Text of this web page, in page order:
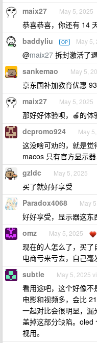
maix27 May 5, 2025
恭喜恭喜，你还有 14
baddyliu OP May 5,
@maix27 拆封激活了
sankemao May 5,
京东国补加教育优惠
maix27 May 5, 2025
那好好体验呗，🍎的体
dcpromo924 May
这没啥可劝的，就是
macos 只有官方显示
gzldc May 5, 2025
买了就好好享受
Paradox4068 May
好好享受，显示器这
omz May 5, 2025
现在的人怎么了，买了
电商亏来亏去，自己毫
subtle May 5, 2025
看用途吧，这个好像
电影和视频多，会比
一起对比会很明显，
盖掉这部分缺陷。oled
视用。